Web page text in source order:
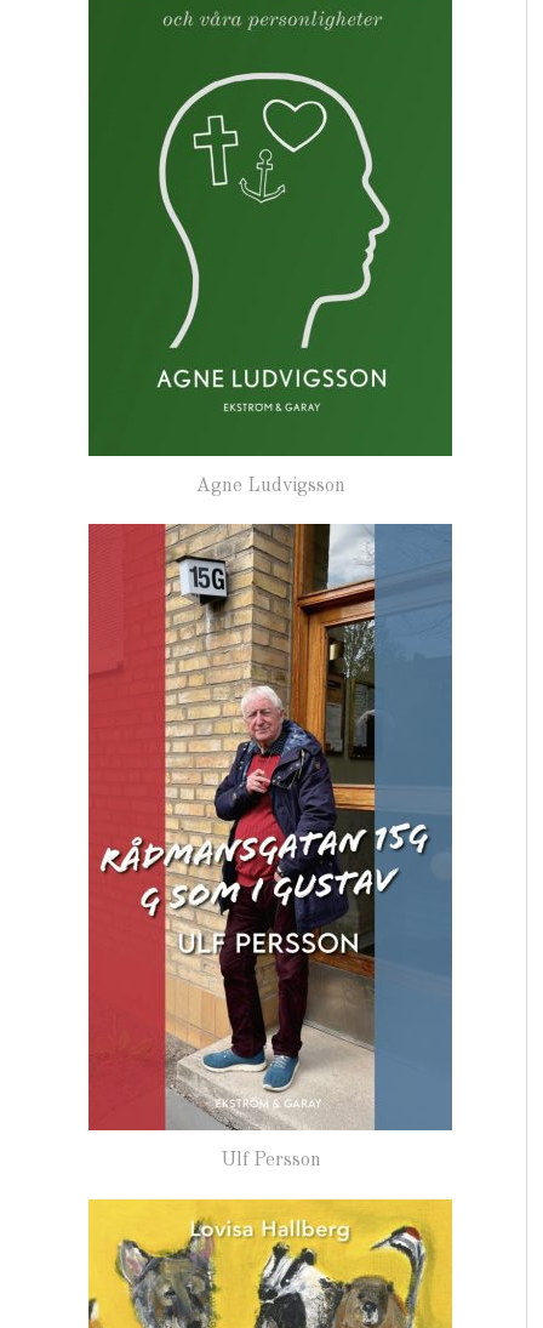
Agne Ludvigsson
Ulf Persson